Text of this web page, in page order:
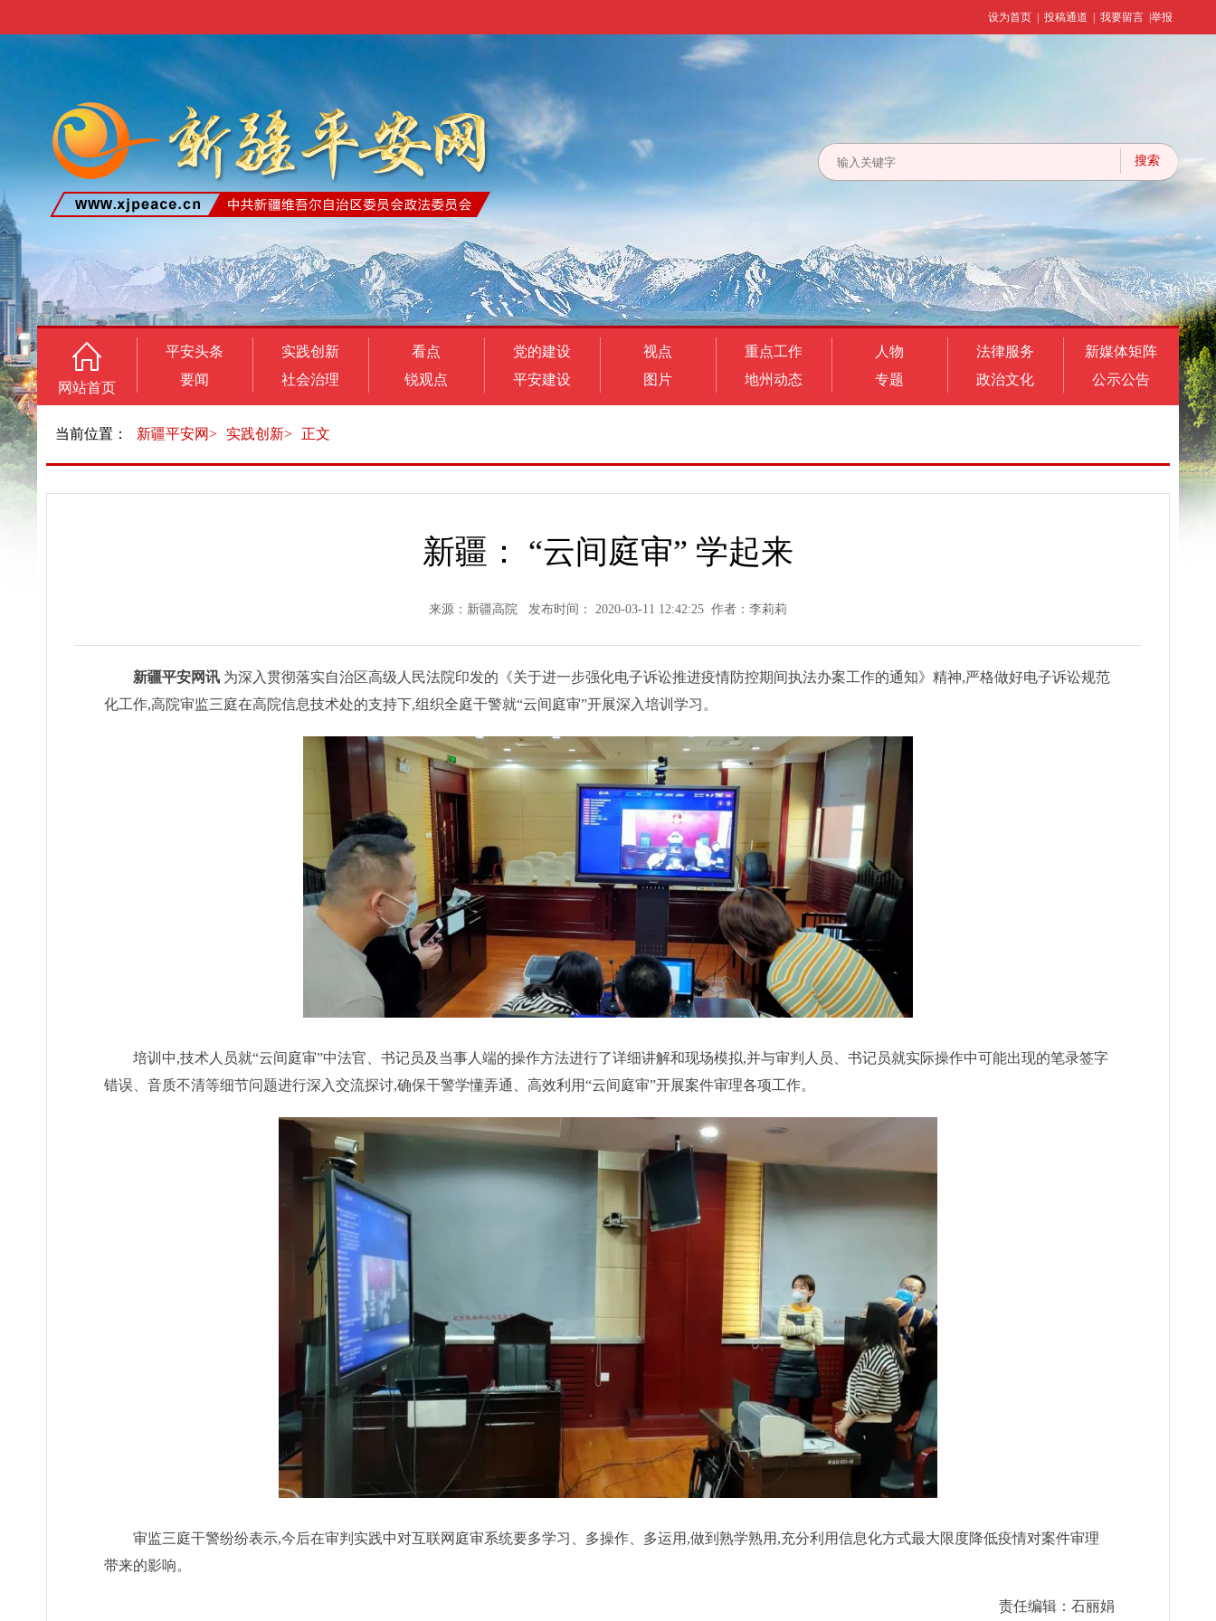
设为首页 投稿通道 我要留言 举报
网站首页
平安头条
要闻
实践创新
社会治理
看点
锐观点
党的建设
平安建设
视点
图片
重点工作
地州动态
人物
专题
法律服务
政治文化
新媒体矩阵
公示公告
当前位置： 新疆平安网> 实践创新> 正文
新疆： “云间庭审” 学起来
来源：新疆高院 发布时间： 2020-03-11 12:42:25 作者：李莉莉
新疆平安网讯 为深入贯彻落实自治区高级人民法院印发的《关于进一步强化电子诉讼推进疫情防控期间执法办案工作的通知》精神,严格做好电子诉讼规范
化工作,高院审监三庭在高院信息技术处的支持下,组织全庭干警就“云间庭审”开展深入培训学习。
培训中,技术人员就“云间庭审”中法官、书记员及当事人端的操作方法进行了详细讲解和现场模拟,并与审判人员、书记员就实际操作中可能出现的笔录签字
错误、音质不清等细节问题进行深入交流探讨,确保干警学懂弄通、高效利用“云间庭审”开展案件审理各项工作。
审监三庭干警纷纷表示,今后在审判实践中对互联网庭审系统要多学习、多操作、多运用,做到熟学熟用,充分利用信息化方式最大限度降低疫情对案件审理
带来的影响。
责任编辑：石丽娟